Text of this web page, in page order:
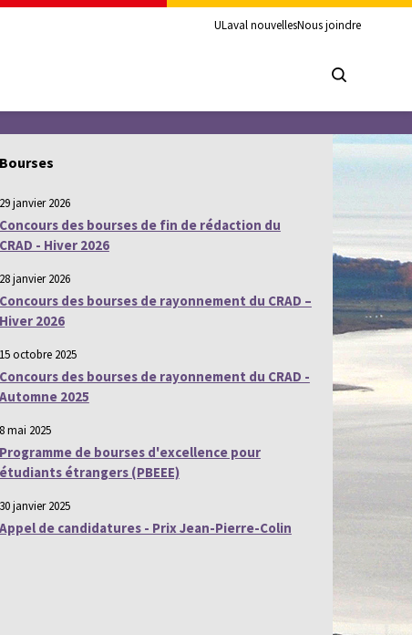
ULaval nouvellesNous joindre
Bourses
29 janvier 2026
Concours des bourses de fin de rédaction du
CRAD - Hiver 2026
28 janvier 2026
Concours des bourses de rayonnement du CRAD –
Hiver 2026
15 octobre 2025
Concours des bourses de rayonnement du CRAD -
Automne 2025
8 mai 2025
Programme de bourses d'excellence pour
étudiants étrangers (PBEEE)
30 janvier 2025
Appel de candidatures - Prix Jean-Pierre-Colin